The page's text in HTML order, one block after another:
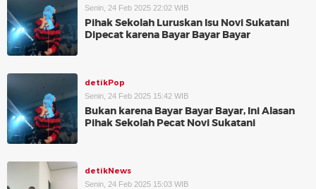
Senin, 24 Feb 2025 22:02 WIB
Pihak Sekolah Luruskan Isu Novi Sukatani
Dipecat karena Bayar Bayar Bayar
detikPop
Senin, 24 Feb 2025 15:42 WIB
Bukan karena Bayar Bayar Bayar, Ini Alasan
Pihak Sekolah Pecat Novi Sukatani
detikNews
Senin, 24 Feb 2025 15:03 WIB